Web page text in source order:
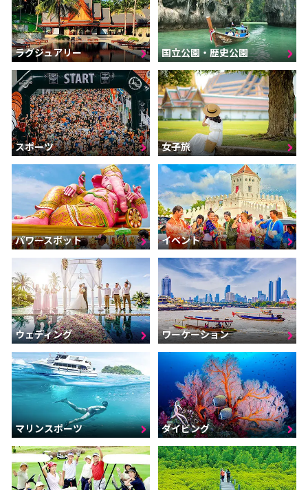
ラグジュアリー 国立公園・歴史公園
スポーツ 女子旅
パワースポット イベント
ウェディング ワーケーション
マリンスポーツ ダイビング